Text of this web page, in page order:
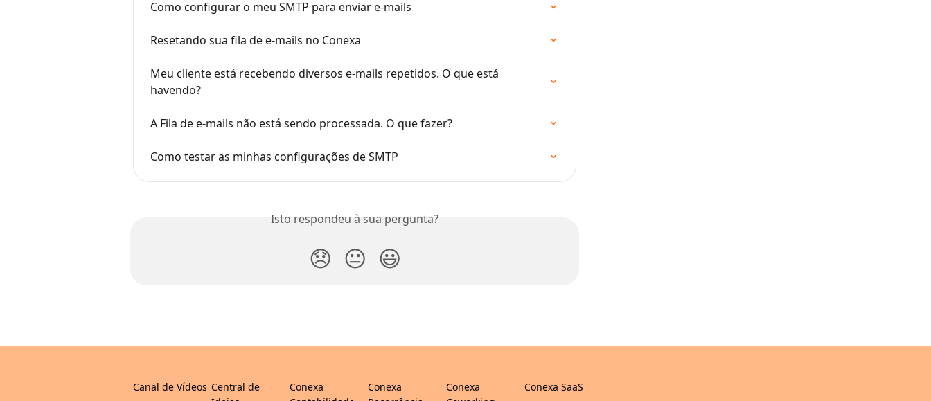
Como configurar o meu SMTP para enviar e-mails
Resetando sua fila de e-mails no Conexa
Meu cliente está recebendo diversos e-mails repetidos. O que está
havendo?
A Fila de e-mails não está sendo processada. O que fazer?
Como testar as minhas configurações de SMTP
Isto respondeu à sua pergunta?
😞 😐 😃
Canal de Vídeos Central de
Conexa
Conexa
Conexa
Conexa SaaS